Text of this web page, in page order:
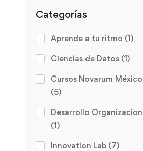
Categorías
Aprende a tu ritmo (1)
Ciencias de Datos (1)
Cursos Novarum México
(5)
Desarrollo
(1)
Innovation Lab (7)